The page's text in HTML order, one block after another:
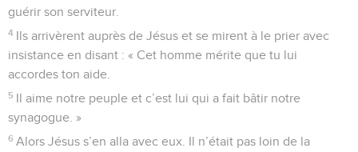
guérir son serviteur.
4 Ils arrivèrent auprès de Jésus et se mirent à le prier avec
insistance en disant : « Cet homme mérite que tu lui
accordes ton aide.
5 Il aime notre peuple et c’est lui qui a fait bâtir notre
synagogue. »
6 Alors Jésus s’en alla avec eux. Il n’était pas loin de la